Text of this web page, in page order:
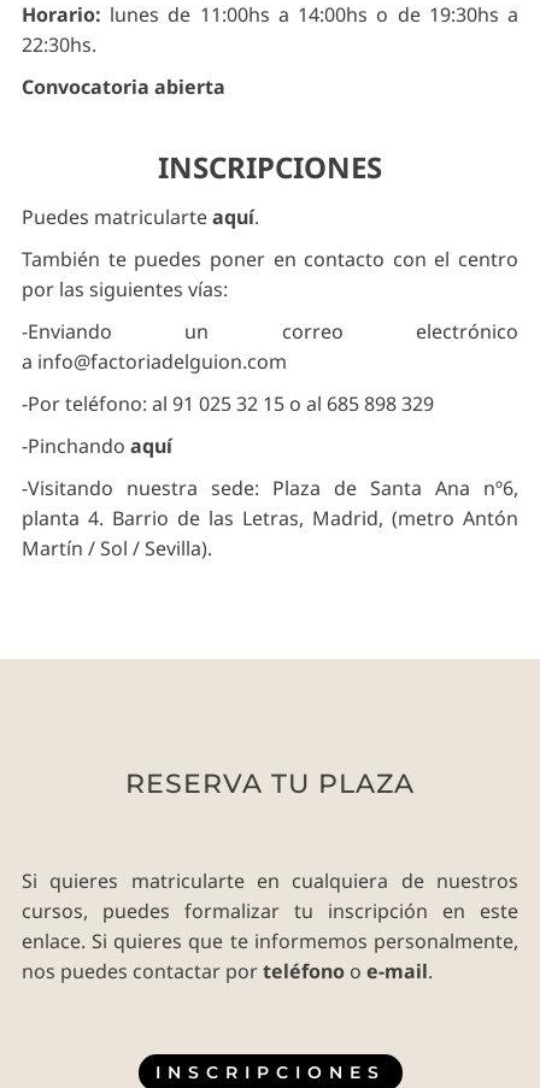
Horario: lunes de 11:00hs a 14:00hs o de 19:30hs a
22:30hs.
Convocatoria abierta
INSCRIPCIONES
Puedes matricularteaquí.
También te puedes poner en contacto con el centro
por las siguientes vías:
-Enviando un correo electrónico
a info@factoriadelguion.com
-Por teléfono: al 91 025 32 15 o al 685 898 329
-Pinchando aquí
-Visitando nuestra sede: Plaza de Santa Ana nº6,
planta 4. Barrio de las Letras, Madrid, (metro Antón
Martín / Sol / Sevilla).
RESERVA TU PLAZA
Si quieres matricularte en cualquiera de nuestros
cursos, puedes formalizar tu inscripción en este
enlace. Si quieres que te informemos personalmente,
nos puedes contactar porteléfonoo e-mail.
INSCRIPCIONES